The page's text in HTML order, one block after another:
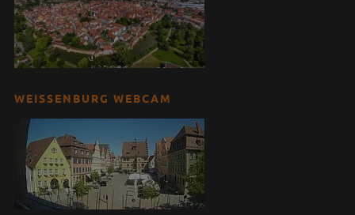
WEISSENBURG WEBCAM